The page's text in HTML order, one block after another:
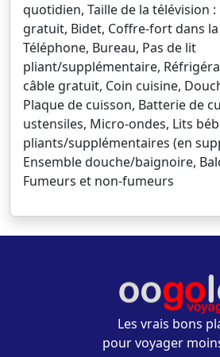
quotidien, Taille de la télévision :
gratuit, Bidet, Coffre-fort dans
Téléphone, Bureau, Pas de lit
pliant/supplémentaire,
câble gratuit, Coin cuisine,
Plaque de cuisson, Batterie de
ustensiles, Micro-ondes, Lits
pliants/supplémentaires (en
Ensemble douche/baignoire,
Fumeurs et non-fumeurs
Les vrais bons
pour voyager